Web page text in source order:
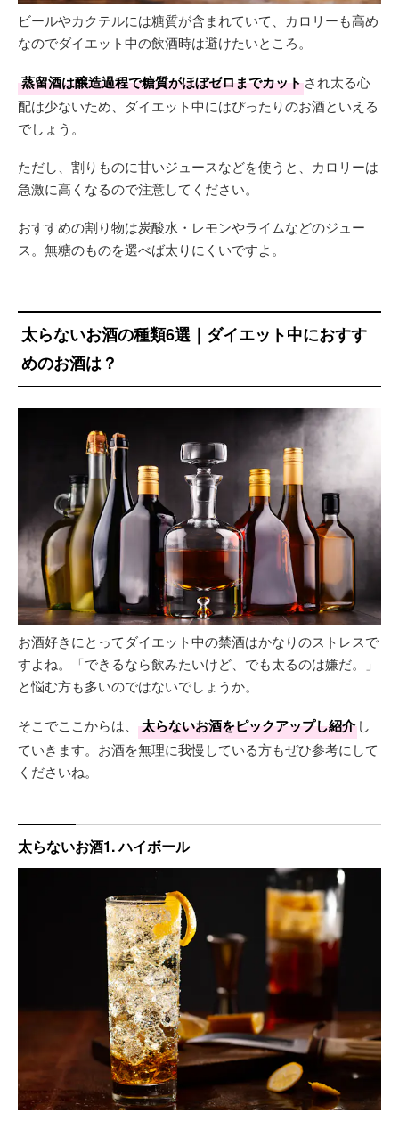
ビールやカクテルには糖質が含まれていて、カロリーも高め
なのでダイエット中の飲酒時は避けたいところ。
蒸留酒は醸造過程で糖質がほぼゼロまでカットされ太る心
配は少ないため、ダイエット中にはぴったりのお酒といえる
でしょう。
ただし、割りものに甘いジュースなどを使うと、カロリーは
急激に高くなるので注意してください。
おすすめの割り物は炭酸水・レモンやライムなどのジュー
ス。無糖のものを選べば太りにくいですよ。
太らないお酒の種類6選｜ダイエット中におすす
めのお酒は？
お酒好きにとってダイエット中の禁酒はかなりのストレスで
すよね。「できるなら飲みたいけど、でも太るのは嫌だ。」
と悩む方も多いのではないでしょうか。
そこでここからは、 太らないお酒をピックアップし紹介 し
ていきます。お酒を無理に我慢している方もぜひ参考にして
くださいね。
太らないお酒1. ハイボール